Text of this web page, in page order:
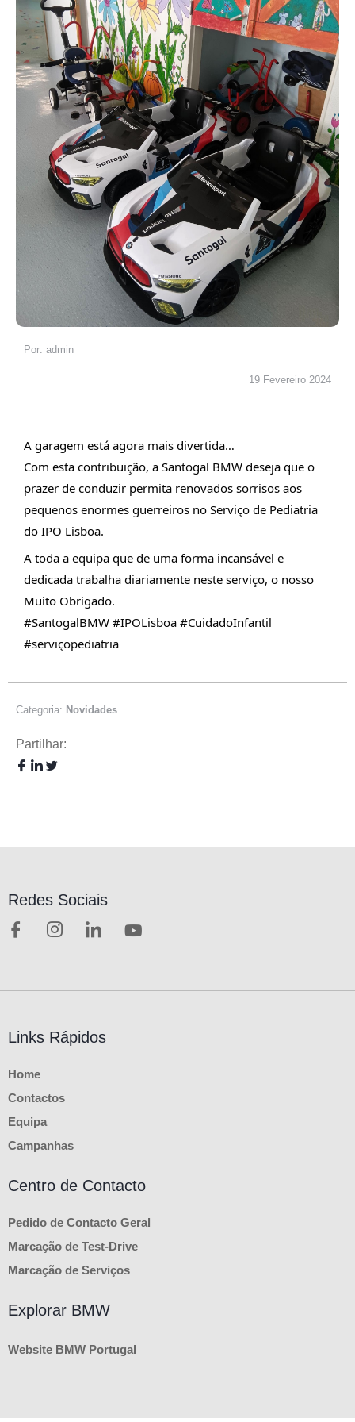
admin
19 Fevereiro 2024
A garagem está agora mais divertida…
Com esta contribuição, a Santogal BMW deseja que o
prazer de conduzir permita renovados sorrisos aos
pequenos enormes guerreiros no Serviço de Pediatria
do IPO Lisboa.
A toda a equipa que de uma forma incansável e
dedicada trabalha diariamente neste serviço, o nosso
Muito Obrigado.
#SantogalBMW #IPOLisboa #CuidadoInfantil
#serviçopediatria
Novidades
Partilhar:
Redes Sociais
Links Rápidos
Home
Contactos
Equipa
Campanhas
Centro de Contacto
Pedido de Contacto Geral
Marcação de Test-Drive
Marcação de Serviços
Explorar BMW
Website BMW Portugal